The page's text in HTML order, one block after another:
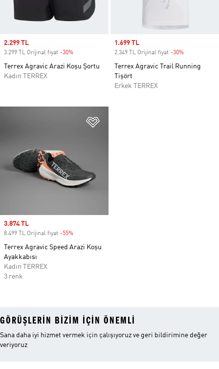
Sale price
2.299 TL
3.299 TL Orijinal fiyat -30%
Terrex Agravic Arazi Koşu Şortu
Kadın TERREX
Sale price
1.699 TL
2.349 TL Orijinal fiyat -30%
Terrex Agravic Trail Running
Tişört
Erkek TERREX
Sale price
3.874 TL
8.499 TL Orijinal fiyat -55%
Terrex Agravic Speed Arazi Koşu
Ayakkabısı
Kadın TERREX
3 renk
GÖRÜŞLERIN BIZIM IÇIN ÖNEMLI
Sana daha iyi hizmet vermek için çalışıyoruz ve geri bildirimine değer
veriyoruz